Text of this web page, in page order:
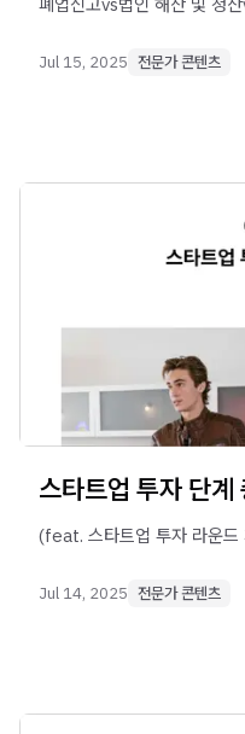
Jul 15, 2025 전문가 콘텐츠
스타트업 투자 단계
(feat. 스타트업 투자 라운드
Jul 14, 2025 전문가 콘텐츠